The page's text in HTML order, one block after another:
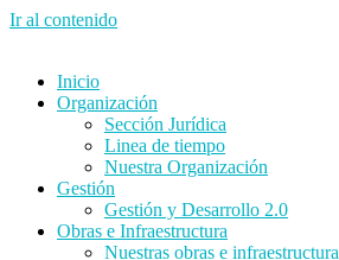
Ir al contenido
Inicio
Organización
Sección Jurídica
Linea de tiempo
Nuestra Organización
Gestión
Gestión y Desarrollo 2.0
Obras e Infraestructura
Nuestras obras e infraestructura